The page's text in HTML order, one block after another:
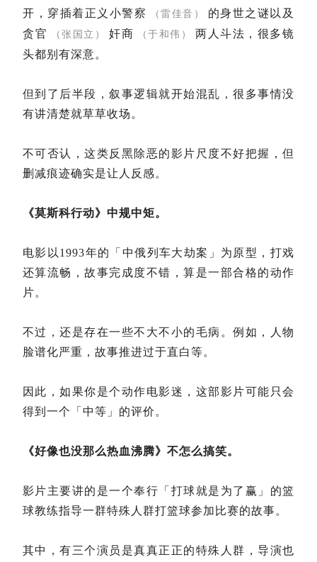
开，穿插着正义小警察
（雷佳音）
的身世之谜以及
贪官
（张国立） 奸商 （于和伟）
两人斗法，很多镜
头都别有深意。
但到了后半段，叙事逻辑就开始混乱，很多事情没
有讲清楚就草草收场。
不可否认，这类反黑除恶的影片尺度不好把握，但
删减痕迹确实是让人反感。
《莫斯科行动》中规中矩。
电影以1993年的「中俄列车大劫案」为原型，打戏
还算流畅，故事完成度不错，算是一部合格的动作
片。
不过，还是存在一些不大不小的毛病。例如，人物
脸谱化严重，故事推进过于直白等。
因此，如果你是个动作电影迷，这部影片可能只会
得到一个「中等」的评价。
《好像也没那么热血沸腾》不怎么搞笑。
影片主要讲的是一个奉行「打球就是为了赢」的篮
球教练指导一群特殊人群打篮球参加比赛的故事。
其中，有三个演员是真真正正的特殊人群，导演也